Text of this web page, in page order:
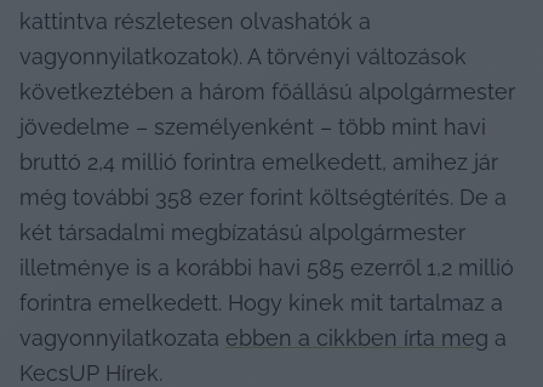
kattintva részletesen olvashatók a
vagyonnyilatkozatok). A törvényi változások
következtében a három főállású alpolgármester
jövedelme – személyenként – több mint havi
bruttó 2,4 millió forintra emelkedett, amihez jár
még további 358 ezer forint költségtérítés. De a
két társadalmi megbízatású alpolgármester
illetménye is a korábbi havi 585 ezerről 1,2 millió
forintra emelkedett. Hogy kinek mit tartalmaz a
vagyonnyilatkozata ebben a cikkben írta meg a
KecsUP Hírek.